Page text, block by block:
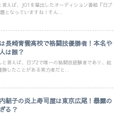
言えば、JO1を輩出したオーディション番組『日プ
となっていますね！そん...
長崎青雲高校で格闘技優勝者！本名や
は誰？
と言えば、日プ2で唯一の格闘技経験者であり、総
したことがある実力者だと...
結子の炎上寿司屋は東京広尾！暴露の
る？